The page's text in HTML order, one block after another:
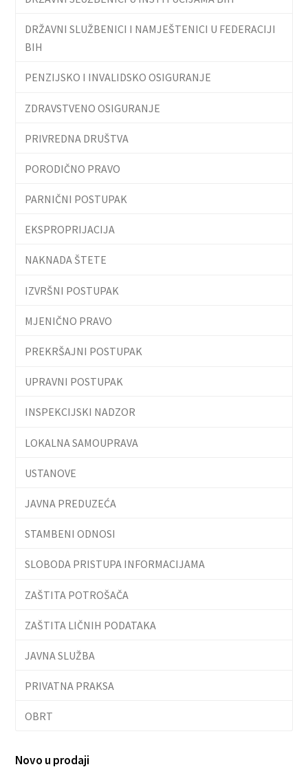
DRŽAVNI SLUŽBENICI I NAMJEŠTENICI U FEDERACIJI
BIH
PENZIJSKO I INVALIDSKO OSIGURANJE
ZDRAVSTVENO OSIGURANJE
PRIVREDNA DRUŠTVA
PORODIČNO PRAVO
PARNIČNI POSTUPAK
EKSPROPRIJACIJA
NAKNADA ŠTETE
IZVRŠNI POSTUPAK
MJENIČNO PRAVO
PREKRŠAJNI POSTUPAK
UPRAVNI POSTUPAK
INSPEKCIJSKI NADZOR
LOKALNA SAMOUPRAVA
USTANOVE
JAVNA PREDUZEĆA
STAMBENI ODNOSI
SLOBODA PRISTUPA INFORMACIJAMA
ZAŠTITA POTROŠAČA
ZAŠTITA LIČNIH PODATAKA
JAVNA SLUŽBA
PRIVATNA PRAKSA
OBRT
Novo u prodaji